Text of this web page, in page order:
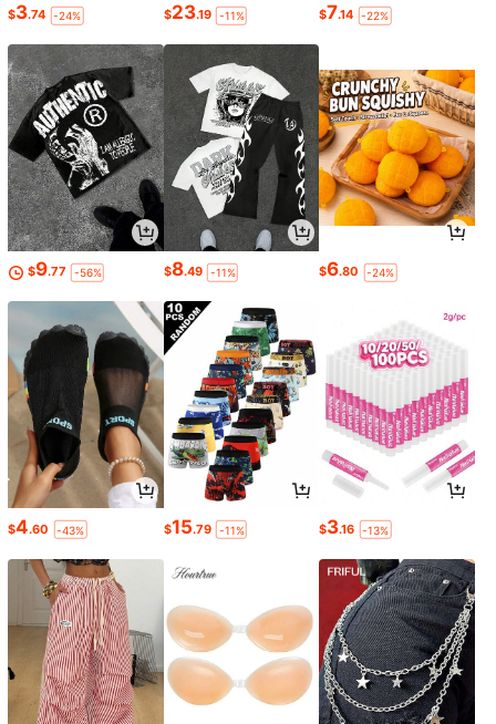
$3.74 -24% $23.19 -11% $7.14 -22%
$9.77 -56% $8.49 -11% $6.80 -24%
$4.60 -43% $15.79 -11% $3.16 -13%